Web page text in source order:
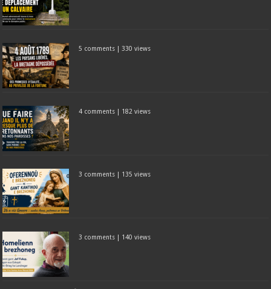
5 comments | 330 views
4 comments | 182 views
3 comments | 135 views
3 comments | 140 views